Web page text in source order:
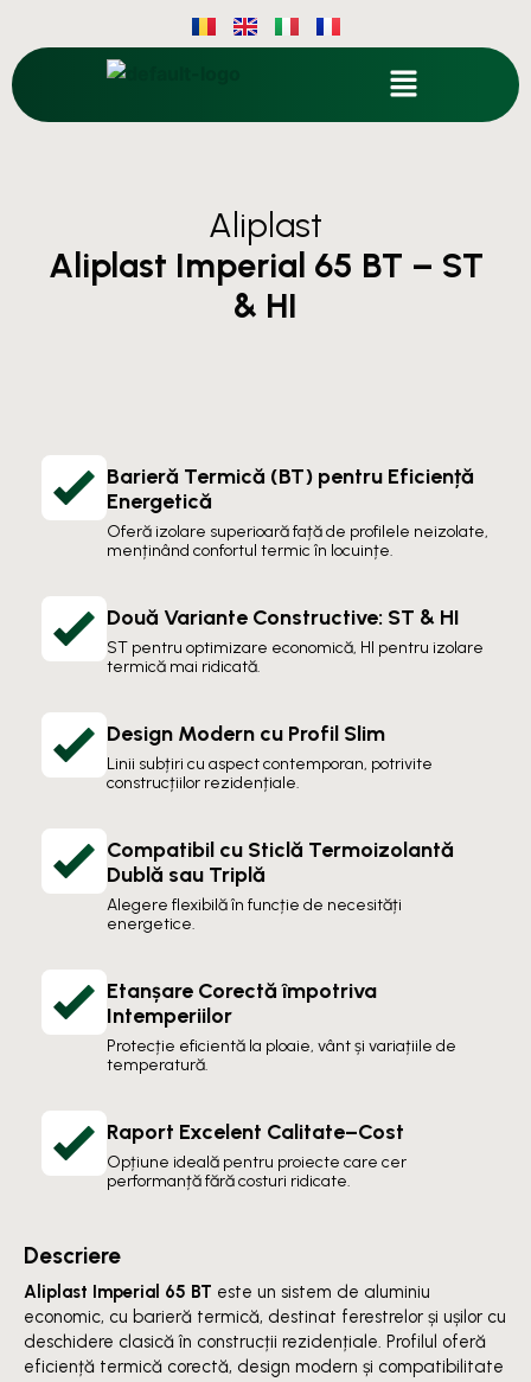
Aliplast
Aliplast Imperial 65 BT – ST
& HI
Barieră Termică (BT) pentru Eficiență
Energetică
Oferă izolare superioară față de profilele neizolate,
menținând confortul termic în locuințe.
Două Variante Constructive: ST & HI
ST pentru optimizare economică, HI pentru izolare
termică mai ridicată.
Design Modern cu Profil Slim
Linii subțiri cu aspect contemporan, potrivite
construcțiilor rezidențiale.
Compatibil cu Sticlă Termoizolantă
Dublă sau Triplă
Alegere flexibilă în funcție de necesități
energetice.
Etanșare Corectă împotriva
Intemperiilor
Protecție eficientă la ploaie, vânt și variațiile de
temperatură.
Raport Excelent Calitate–Cost
Opțiune ideală pentru proiecte care cer
performanță fără costuri ridicate.
Descriere
Aliplast Imperial 65 BT este un sistem de aluminiu
economic, cu barieră termică, destinat ferestrelor și ușilor cu
deschidere clasică în construcții rezidențiale. Profilul oferă
eficiență termică corectă, design modern și compatibilitate